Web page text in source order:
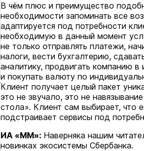
В чём плюс и преимущество
необходимости запоминать все
адаптируется под потребности
необходимую в данный момент
не только отправлять платежи,
налоги, вести бухгалтерию,
аналитику, продвигать компанию
и покупать валюту по
Клиент получает целый пакет
это не звучало, это не
стола». Клиент сам выбирает, что
подстраивает сервисы под
ИА «ММ»: Наверняка нашим
новинках экосистемы Сбербанка.